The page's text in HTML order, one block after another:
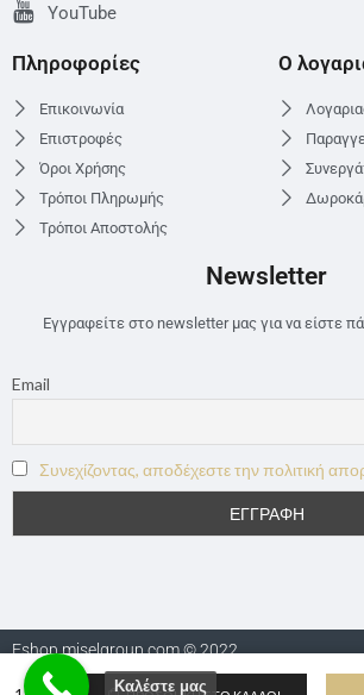
YouTube
Πληροφορίες
Επικοινωνία
Επιστροφές
Όροι Χρήσης
Τρόποι Πληρωμής
Τρόποι Αποστολής
Ο
Newsletter
Εγγραφείτε στο newsletter μας για να είστε
Email
Συνεχίζοντας, αποδέχεστε την πολιτική
Eshop.miselgroup.com © 2022
Καλέστε μας